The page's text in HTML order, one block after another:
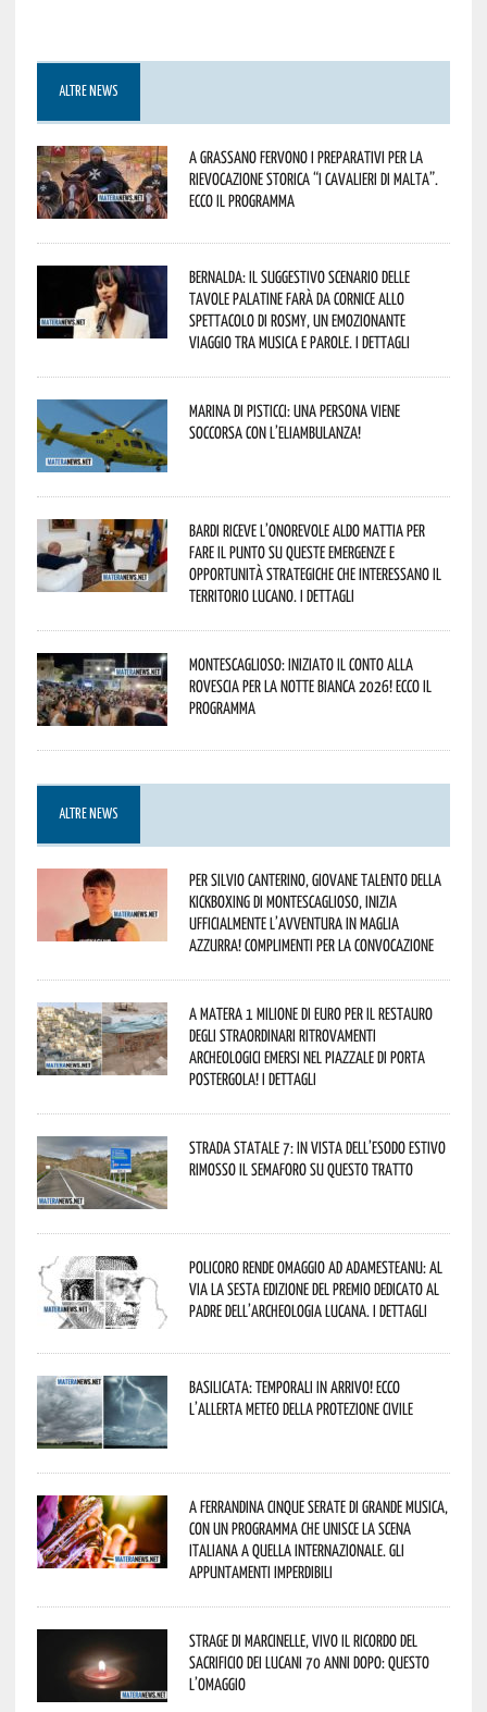
ALTRE NEWS
A Grassano fervono i preparativi per la
Rievocazione Storica “I CAVALIERI DI MALTA”.
Ecco il programma
Bernalda: il suggestivo scenario delle
Tavole Palatine farà da cornice allo
spettacolo di Rosmy, un emozionante
viaggio tra musica e parole. I dettagli
Marina di Pisticci: una persona viene
soccorsa con l’eliambulanza!
Bardi riceve l’onorevole Aldo Mattia per
fare il punto su queste emergenze e
opportunità strategiche che interessano il
territorio lucano. I dettagli
Montescaglioso: iniziato il conto alla
rovescia per la Notte Bianca 2026! Ecco il
programma
ALTRE NEWS
Per Silvio Canterino, giovane talento della
kickboxing di Montescaglioso, inizia
ufficialmente l’avventura in maglia
azzurra! Complimenti per la convocazione
A Matera 1 milione di euro per il restauro
degli straordinari ritrovamenti
archeologici emersi nel piazzale di Porta
Postergola! I dettagli
Strada statale 7: in vista dell’esodo estivo
rimosso il semaforo su questo tratto
Policoro rende omaggio ad Adamesteanu: al
via la sesta edizione del Premio dedicato al
padre dell’archeologia lucana. I dettagli
Basilicata: temporali in arrivo! Ecco
l’allerta meteo della Protezione civile
A Ferrandina cinque serate di grande musica,
con un programma che unisce la scena
italiana a quella internazionale. Gli
appuntamenti imperdibili
Strage di Marcinelle, vivo il ricordo del
sacrificio dei lucani 70 anni dopo: questo
l’omaggio